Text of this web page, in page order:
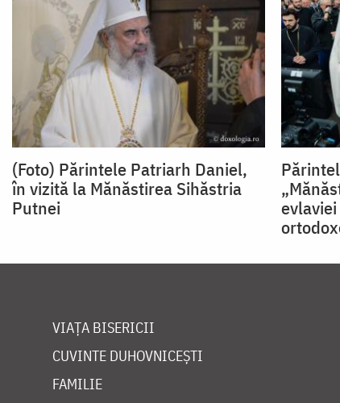
(Foto) Părintele Patriarh Daniel,
în vizită la Mănăstirea Sihăstria
Putnei
VIAȚA BISERICII
CUVINTE DUHOVNICEȘTI
FAMILIE